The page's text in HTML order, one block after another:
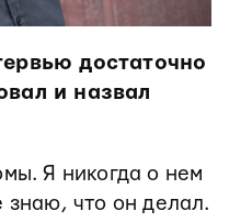
достаточно
и назвал
Я никогда о нем
знаю, что он делал.